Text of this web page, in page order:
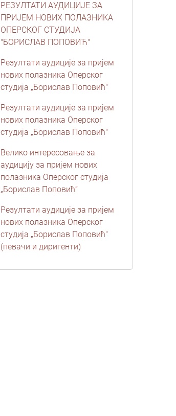
РЕЗУЛТАТИ АУДИЦИЈЕ ЗА
ПРИЈЕМ НОВИХ ПОЛАЗНИКА
ОПЕРСКОГ СТУДИЈА
"БОРИСЛАВ ПОПОВИЋ"
Резултати аудиције за пријем
нових полазника Оперског
студија „Борислав Поповић"
Резултати аудиције за пријем
нових полазника Оперског
студија „Борислав Поповић"
Велико интересовање за
аудицију за пријем нових
полазника Оперског студија
„Борислав Поповић“
Резултати аудиције за пријем
нових полазника Оперског
студија „Борислав Поповић"
(певачи и диригенти)